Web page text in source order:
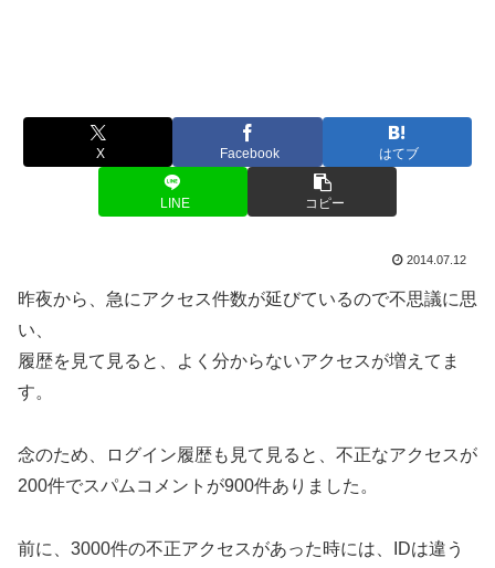
X Facebook はてブ
LINE コピー
2014.07.12
昨夜から、急にアクセス件数が延びているので不思議に思
い、
履歴を見て見ると、よく分からないアクセスが増えてま
す。
念のため、ログイン履歴も見て見ると、不正なアクセスが
200件でスパムコメントが900件ありました。
前に、3000件の不正アクセスがあった時には、IDは違う